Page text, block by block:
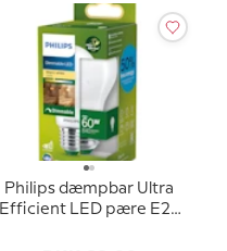
Philips dæmpbar Ultra
Efficient LED pære E27